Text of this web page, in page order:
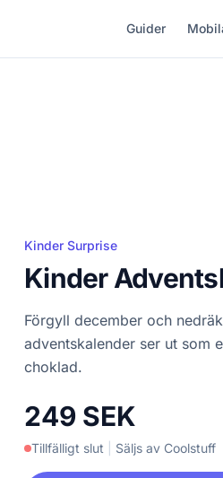
Guider
Kinder Surprise
Kinder
Förgyll december och
adventskalender ser ut som
choklad.
249 SEK
Tillfälligt slut Säljs av Coolstuff